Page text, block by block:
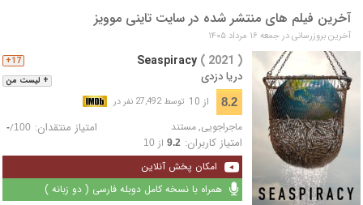
آخرین فیلم های منتشر شده در سایت تاینی موویز
آخرین بروزرسانی در جمعه ۱۶ مرداد ۱۴۰۵
+ لیست من
17+ Seaspiracy ( 2021 )
دریا دزدی
8.2 از 10 توسط 27,492 نفر در
ماجراجویی, مستند امتیاز منتقدان: -/100
امتیاز کاربران: 9.2از 10
امکان پخش آنلاین
همراه با نسخه کامل دوبله فارسی ( دو زبانه )